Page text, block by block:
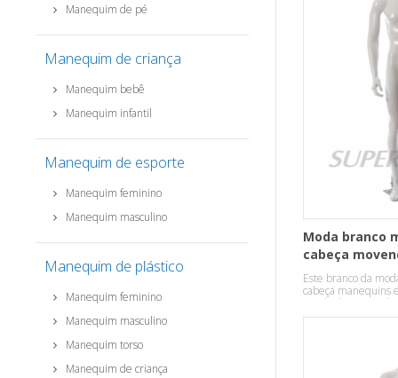
Manequim de pé
Manequim de criança
Manequim bebê
Manequim infantil
Manequim de esporte
Manequim feminino
Manequim masculino
Manequim de plástico
Manequim feminino
Manequim masculino
Manequim torso
Manequim de criança
Moda branco
cabeça
para venda
Este branco da
cabeça manequins
venda de Material